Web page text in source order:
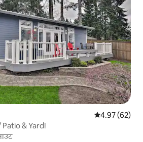
औसत रेटिंग 5 में
4.97 (62)
Patio & Yard!